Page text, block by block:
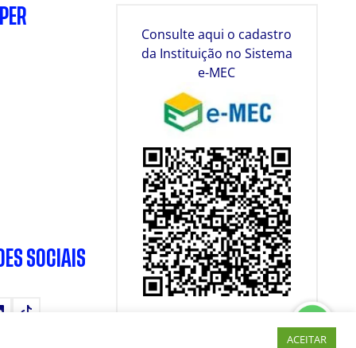
SOCIAIS
LinkedInTikTok
Consulte aqui o cadastro
da Instituição no Sistema
e-MEC
ACEITAR